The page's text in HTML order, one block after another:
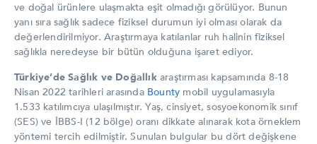
ve doğal ürünlere ulaşmakta eşit olmadığı görülüyor. Bunun
yanı sıra sağlık sadece fiziksel durumun iyi olması olarak da
değerlendirilmiyor. Araştırmaya katılanlar ruh halinin fiziksel
sağlıkla neredeyse bir bütün olduğuna işaret ediyor.
Türkiye’de Sağlık ve Doğallık araştırması kapsamında 8-18
Nisan 2022 tarihleri arasında Bounty mobil uygulamasıyla
1.533 katılımcıya ulaşılmıştır. Yaş, cinsiyet, sosyoekonomik sınıf
(SES) ve İBBS-I (12 bölge) oranı dikkate alınarak kota örneklem
yöntemi tercih edilmiştir. Sunulan bulgular bu dört değişkene